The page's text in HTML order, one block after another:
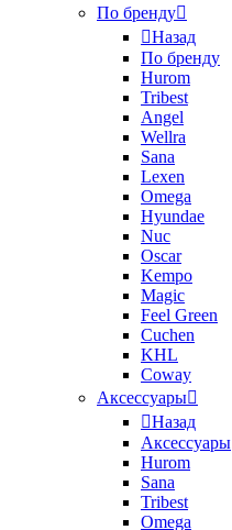
По бренду
Назад
По бренду
Hurom
Tribest
Angel
Wellra
Sana
Lexen
Omega
Hyundae
Nuc
Oscar
Kempo
Magic
Feel Green
Cuchen
KHL
Coway
Аксессуары
Назад
Аксессуары
Hurom
Sana
Tribest
Omega